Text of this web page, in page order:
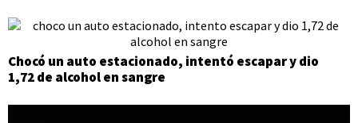
Chocó un auto estacionado, intentó escapar y dio
1,72 de alcohol en sangre